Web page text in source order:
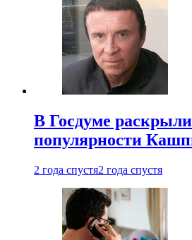
В Госдуме
популярности
2 года спустя2 года спустя